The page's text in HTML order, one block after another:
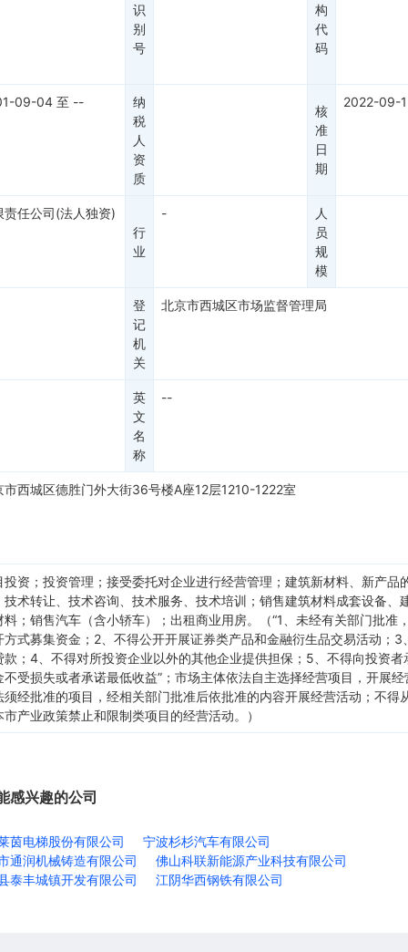
识
别
号
构
代
码
09-04至 --
纳
税
人
资
质
核
准
日
期
2022-09-
责任公司(法人独资)
行
业
-
人
员
规
模
登
记
机
关
北京市西城区市场监督管理局
英
文
名
称
--
市西城区德胜门外大街36号楼A座12层1210-1222室
投资；投资管理；接受委托对企业进行经营管理；建筑新材料、新产品
技术转让、技术咨询、技术服务、技术培训；销售建筑材料成套设备、
料；销售汽车（含小轿车）；出租商业用房。（“1、未经有关部门批准
方式募集资金；2、不得公开开展证券类产品和金融衍生品交易活动；3
款；4、不得对所投资企业以外的其他企业提供担保；5、不得向投资者
不受损失或者承诺最低收益”；市场主体依法自主选择经营项目，开展经
须经批准的项目，经相关部门批准后依批准的内容开展经营活动；不得
市产业政策禁止和限制类项目的经营活动。）
感兴趣的公司
茵电梯股份有限公司
宁波杉杉汽车有限公司
通润机械铸造有限公司
佛山科联新能源产业科技有限公司
泰丰城镇开发有限公司
江阴华西钢铁有限公司